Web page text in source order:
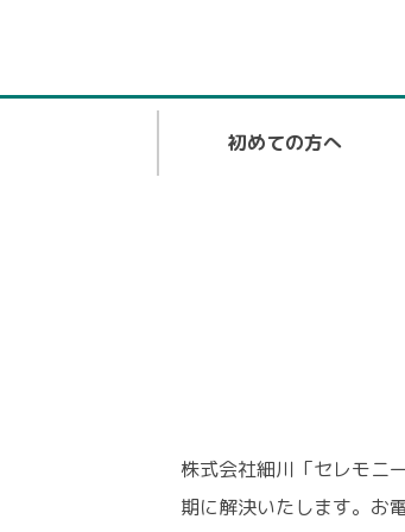
初めての方へ
株式会社細川「セレモニ
期に解決いたします。お